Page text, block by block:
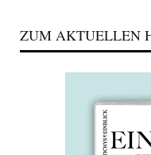
ZUM AKTUELLEN